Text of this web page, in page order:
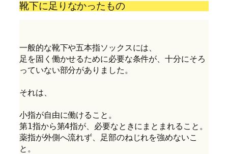
靴下に足りなかったもの
一般的な靴下や五本指ソックスには、
足を固く働かせるために必要な条件が、十分にそろ
っていない部分がありました。
それは、
小指が自由に働けること。
第1指から第4指が、必要なときにまとまれること。
薬指が外側へ流れず、足部のねじれを強めないこ
と。